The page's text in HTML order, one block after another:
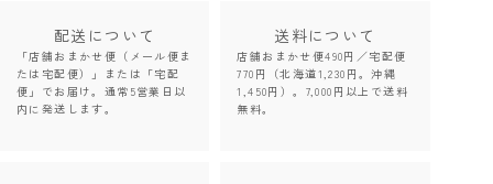
配送について
「店舗おまかせ便（メール便ま
たは宅配便）」または「宅配
便」でお届け。通常5営業日以
内に発送します。
送料について
店舗おまかせ便490円／宅配便
770円（北海道1,230円。沖縄
1,450円）。7,000円以上で送料
無料。